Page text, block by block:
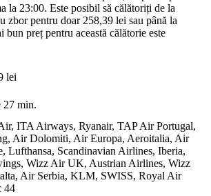
la 23:00. Este posibil să călătoriți de la
zbor pentru doar 258,39 lei sau până la
preț pentru această călătorie este
lei
27 min.
ITA Airways, Ryanair, TAP Air Portugal,
Air Dolomiti, Air Europa, Aeroitalia, Air
Lufthansa, Scandinavian Airlines, Iberia,
Wizz Air UK, Austrian Airlines, Wizz
Air Serbia, KLM, SWISS, Royal Air
44